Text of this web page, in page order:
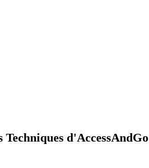
Techniques d'AccessAndGo